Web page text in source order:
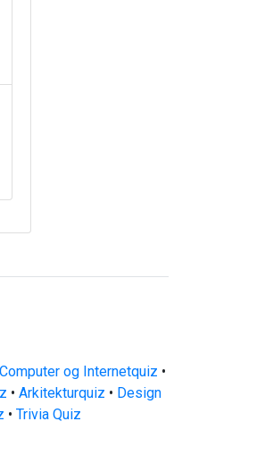
Computer og Internetquiz •
• Arkitekturquiz • Design
• Trivia Quiz